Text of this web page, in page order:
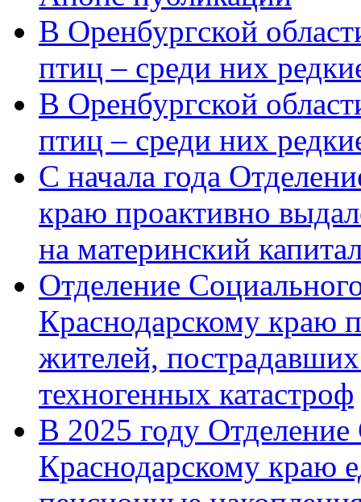
В Оренбургской
птиц – среди них
В Оренбургской
птиц – среди них
С начала года
краю проактивно
на материнский
Отделение
Краснодарскому краю
жителей,
техногенных катастроф
В 2025 году
Краснодарскому краю